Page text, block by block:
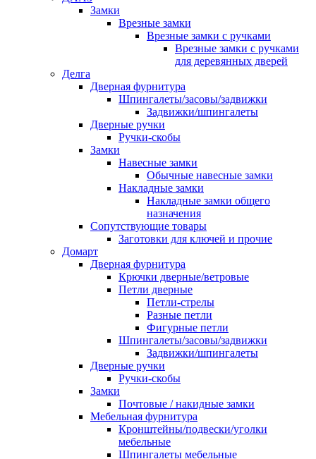
Замки
Врезные замки
Врезные замки с ручками
Врезные замки с ручками
для деревянных дверей
Делга
Дверная фурнитура
Шпингалеты/засовы/задвижки
Задвижки/шпингалеты
Дверные ручки
Ручки-скобы
Замки
Навесные замки
Обычные навесные замки
Накладные замки
Накладные замки общего
назначения
Сопутствующие товары
Заготовки для ключей и прочие
Домарт
Дверная фурнитура
Крючки дверные/ветровые
Петли дверные
Петли-стрелы
Разные петли
Фигурные петли
Шпингалеты/засовы/задвижки
Задвижки/шпингалеты
Дверные ручки
Ручки-скобы
Замки
Почтовые / накидные замки
Мебельная фурнитура
Кронштейны/подвески/уголки
мебельные
Шпингалеты мебельные